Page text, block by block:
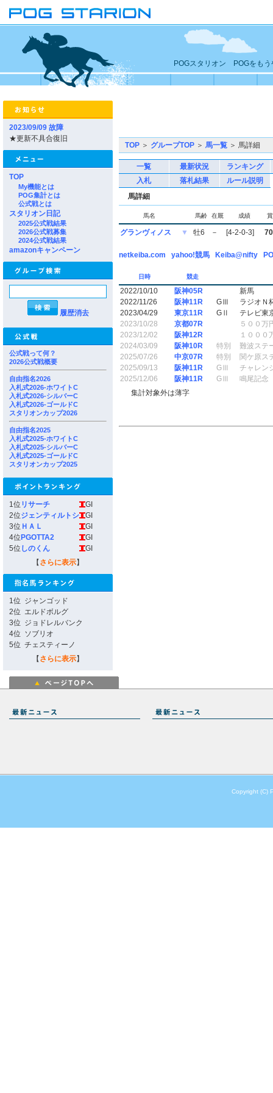
POGスタリオン POGをもう
2023/09/09 故障
★更新不具合復旧
TOP
My機能とは
POG集計とは
公式戦とは
スタリオン日記
2025公式戦結果
2026公式戦募集
2024公式戦結果
amazonキャンペーン
履歴消去
公式戦って何？
2026公式戦概要
自由指名2026
入札式2026-ホワイトC
入札式2026-シルバーC
入札式2026-ゴールドC
スタリオンカップ2026
自由指名2025
入札式2025-ホワイトC
入札式2025-シルバーC
入札式2025-ゴールドC
スタリオンカップ2025
1位 リサーチ
GI
2位ジェンティルトシ
GI
3位 ＨＡＬ
GI
4位 PGOTTA2
GI
5位 しのくん
GI
【 さらに表示】
1位 ジャンゴッド
2位 エルドボルグ
3位 ジョドレルバンク
4位 ソブリオ
5位 チェスティーノ
【 さらに表示】
TOP ＞ グループTOP ＞ 馬一覧 ＞ 馬詳細
一覧 最新状況
ランキング
入札
落札結果
ルール説明
馬詳細
馬名 馬齢 在厩 成績
グランヴィノス ▼ 牡6 － [4-2-0-3]
netkeiba.com yahoo!競馬 Keiba@nifty
日時 競走
2022/10/10 阪神05R
新馬
2022/11/26
阪神11R GⅢ
ラジオＮ
2023/04/29
東京11R GⅡ
テレビ東
2023/10/28
京都07R
５００万
2023/12/02
阪神12R
１０００
2024/03/09
阪神10R 特別
難波ステ
2025/07/26
中京07R 特別
関ケ原ス
2025/09/13
阪神11R GⅢ
チャレン
2025/12/06
阪神11R GⅢ
鳴尾記念
集計対象外は薄字
Copyright (C)